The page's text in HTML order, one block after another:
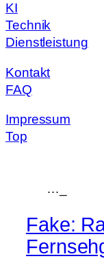
KI
Technik
Dienstleistung
Kontakt
FAQ
Impressum
Top
…
Fake: